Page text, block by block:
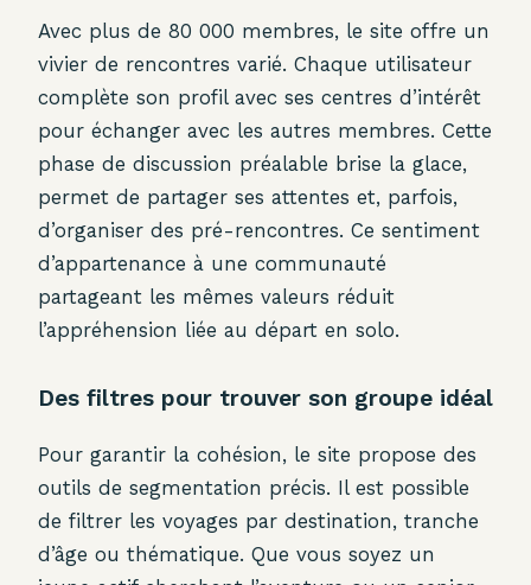
Avec plus de 80 000 membres, le site offre un
vivier de rencontres varié. Chaque utilisateur
complète son profil avec ses centres d’intérêt
pour échanger avec les autres membres. Cette
phase de discussion préalable brise la glace,
permet de partager ses attentes et, parfois,
d’organiser des pré-rencontres. Ce sentiment
d’appartenance à une communauté
partageant les mêmes valeurs réduit
l’appréhension liée au départ en solo.
Des filtres pour trouver son groupe idéal
Pour garantir la cohésion, le site propose des
outils de segmentation précis. Il est possible
de filtrer les voyages par destination, tranche
d’âge ou thématique. Que vous soyez un